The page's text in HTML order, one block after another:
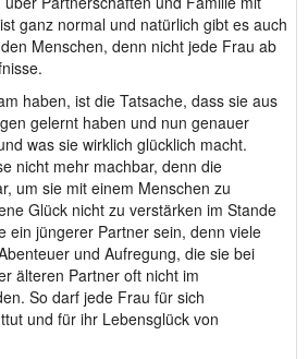
ganz normal und natürlich gibt es auch
Menschen, denn nicht jede Frau ab
haben, ist die Tatsache, dass sie aus
gelernt haben und nun genauer
was sie wirklich glücklich macht.
nicht mehr machbar, denn die
um sie mit einem Menschen zu
Glück nicht zu verstärken im Stande
ein jüngerer Partner sein, denn viele
und Aufregung, die sie bei
älteren Partner oft nicht im
So darf jede Frau für sich
und für ihr Lebensglück von